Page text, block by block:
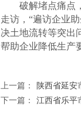
破解堵点痛点，
走访，“遍访企业
决土地流转等突出
帮助企业降低生产
上一篇：
陕西省延安
下一篇：
江西省乐平